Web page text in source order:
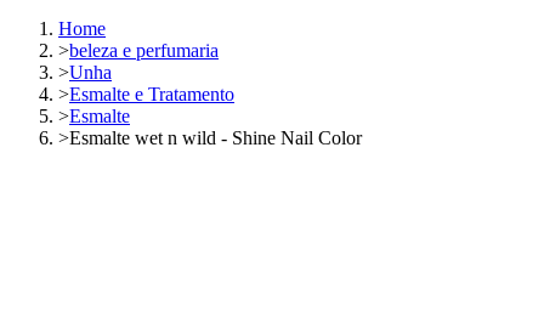
Home
>beleza e perfumaria
>Unha
>Esmalte e Tratamento
>Esmalte
>Esmalte wet n wild - Shine Nail Color